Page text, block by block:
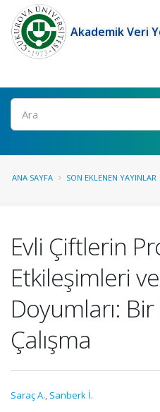
Akademik Veri
Ara
ANA SAYFA SON EKLENEN YAYINLAR
Evli Çiftlerin
Etkileşimleri
Doyumları:
Çalışma
Saraç A., Sanberk İ.